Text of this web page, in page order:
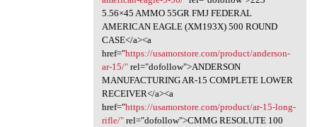
5.56×45 AMMO 55GR FMJ FEDERAL
AMERICAN EAGLE (XM193X) 500 ROUND
CASE</a><a
href="https://usamorstore.com/product/anderson-
ar-15/"rel="dofollow">ANDERSON
MANUFACTURING AR-15 COMPLETE LOWER
RECEIVER</a><a
href="https://usamorstore.com/product/ar-15-long-
rifle/"rel="dofollow">CMMG RESOLUTE 100